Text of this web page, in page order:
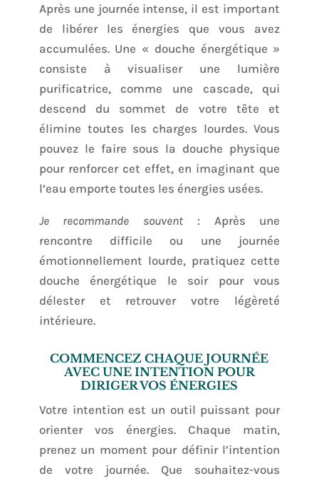
Après une journée intense, il est important
de libérer les énergies que vous avez
accumulées. Une « douche énergétique »
consiste à visualiser une lumière
purificatrice, comme une cascade, qui
descend du sommet de votre tête et
élimine toutes les charges lourdes. Vous
pouvez le faire sous la douche physique
pour renforcer cet effet, en imaginant que
l’eau emporte toutes les énergies usées.
Je recommande souvent : Après une
rencontre difficile ou une journée
émotionnellement lourde, pratiquez cette
douche énergétique le soir pour vous
délester et retrouver votre légèreté
intérieure.
COMMENCEZ CHAQUE JOURNÉE
AVEC UNE INTENTION POUR
DIRIGER VOS ÉNERGIES
Votre intention est un outil puissant pour
orienter vos énergies. Chaque matin,
prenez un moment pour définir l’intention
de votre journée. Que souhaitez-vous